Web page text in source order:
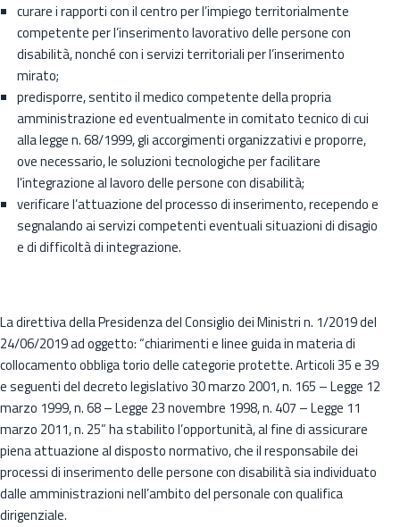
curare i rapporti con il centro per l’impiego territorialmente
competente per l’inserimento lavorativo delle persone con
disabilità, nonché con i servizi territoriali per l’inserimento
mirato;
predisporre, sentito il medico competente della propria
amministrazione ed eventualmente in comitato tecnico di cui
alla legge n. 68/1999, gli accorgimenti organizzativi e proporre,
ove necessario, le soluzioni tecnologiche per facilitare
l’integrazione al lavoro delle persone con disabilità;
verificare l’attuazione del processo di inserimento, recependo e
segnalando ai servizi competenti eventuali situazioni di disagio
e di difficoltà di integrazione.
La direttiva della Presidenza del Consiglio dei Ministri n. 1/2019 del
24/06/2019 ad oggetto: “chiarimenti e linee guida in materia di
collocamento obbliga torio delle categorie protette. Articoli 35 e 39
e seguenti del decreto legislativo 30 marzo 2001, n. 165 – Legge 12
marzo 1999, n. 68 – Legge 23 novembre 1998, n. 407 – Legge 11
marzo 2011, n. 25” ha stabilito l’opportunità, al fine di assicurare
piena attuazione al disposto normativo, che il responsabile dei
processi di inserimento delle persone con disabilità sia individuato
dalle amministrazioni nell’ambito del personale con qualifica
dirigenziale.